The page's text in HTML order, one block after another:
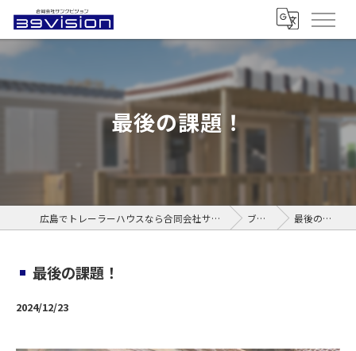
最後の課題！
広島でトレーラーハウスなら合同会社サンクビジョン ブログ 最後の課題！
最後の課題！
2024/12/23